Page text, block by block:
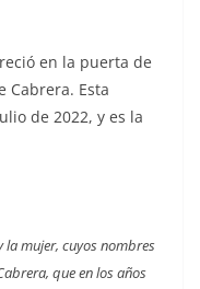
en la puerta de
Cabrera. Esta
de 2022, y es la
la mujer, cuyos nombres
que en los años